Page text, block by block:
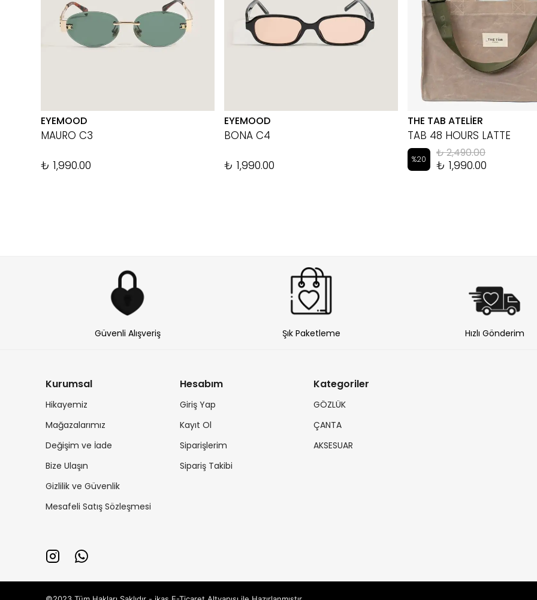
EYEMOOD
MAURO C3
₺ 1,990.00
EYEMOOD
BONA C4
₺ 1,990.00
THE TAB ATELİER
TAB 48 HOURS LATTE
%20 ₺ 2,490.00
₺ 1,990.00
Güvenli Alışveriş Şık Paketleme Hızlı Gönderim
Kurumsal
Hikayemiz
Mağazalarımız
Değişim ve İade
Bize Ulaşın
Gizlilik ve Güvenlik
Mesafeli Satış Sözleşmesi
Hesabım
Giriş Yap
Kayıt Ol
Siparişlerim
Sipariş Takibi
Kategoriler
GÖZLÜK
ÇANTA
AKSESUAR